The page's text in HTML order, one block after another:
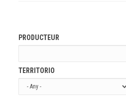
PRODUCTEUR
TERRITORIO